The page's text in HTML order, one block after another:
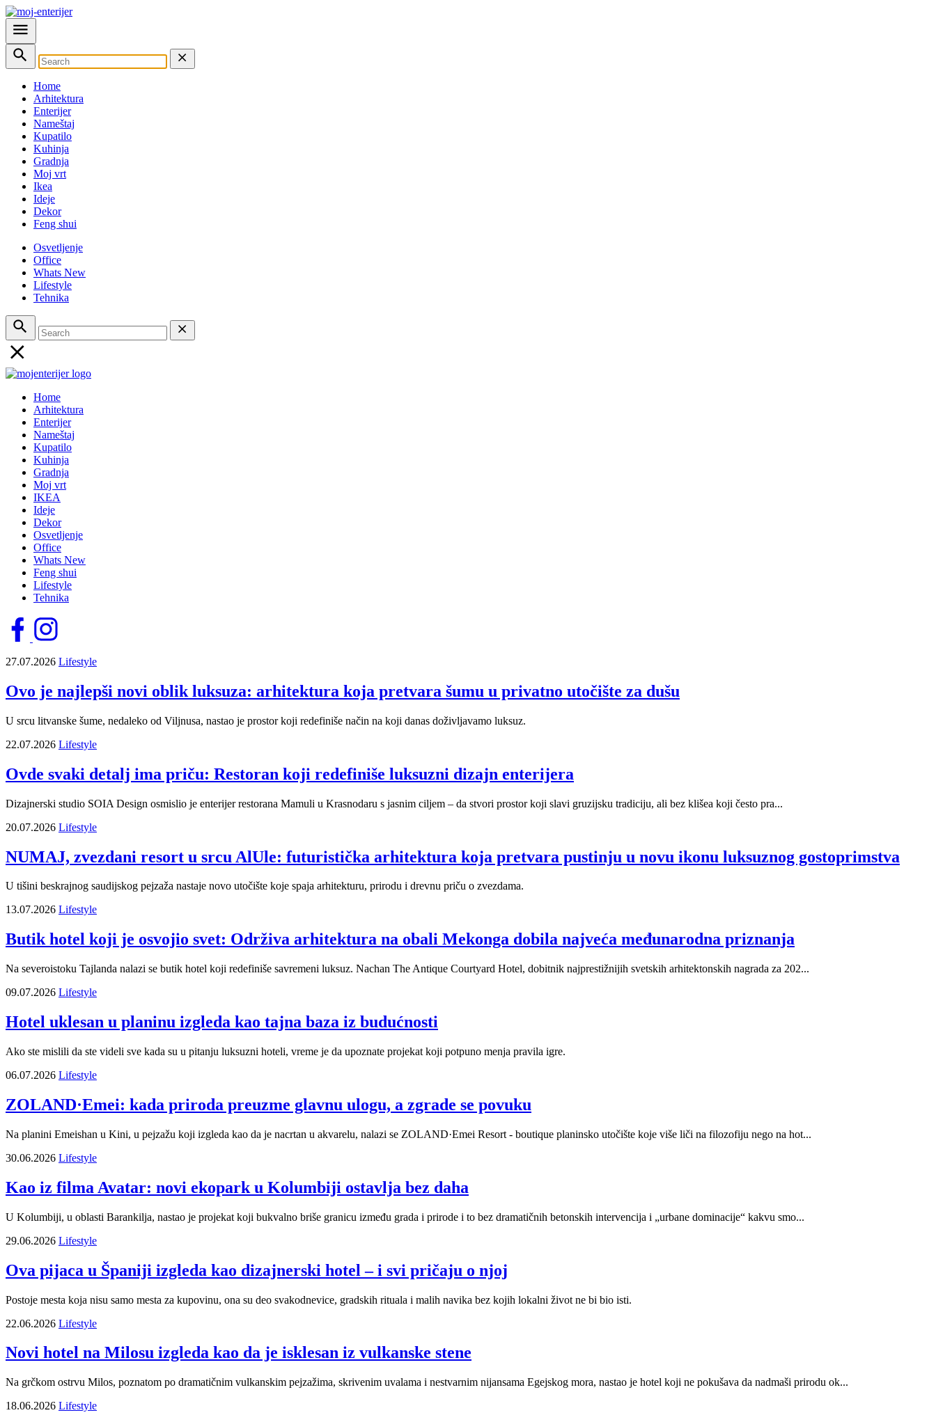
Home
Arhitektura
Enterijer
Nameštaj
Kupatilo
Kuhinja
Gradnja
Moj vrt
Ikea
Ideje
Dekor
Feng shui
Osvetljenje
Office
Whats New
Lifestyle
Tehnika
Home
Arhitektura
Enterijer
Nameštaj
Kupatilo
Kuhinja
Gradnja
Moj vrt
IKEA
Ideje
Dekor
Osvetljenje
Office
Whats New
Feng shui
Lifestyle
Tehnika
27.07.2026 Lifestyle
Ovo je najlepši novi oblik luksuza: arhitektura koja pretvara šumu u privatno utočište za dušu
U srcu litvanske šume, nedaleko od Viljnusa, nastao je prostor koji redefiniše način na koji danas doživljavamo luksuz.
22.07.2026 Lifestyle
Ovde svaki detalj ima priču: Restoran koji redefiniše luksuzni dizajn enterijera
Dizajnerski studio SOIA Design osmislio je enterijer restorana Mamuli u Krasnodaru s jasnim ciljem – da stvori prostor koji slavi gruzijsku tradiciju, ali bez klišea koji često pra...
20.07.2026 Lifestyle
NUMAJ, zvezdani resort u srcu AlUle: futuristička arhitektura koja pretvara pustinju u novu ikonu luksuznog gostoprimstva
U tišini beskrajnog saudijskog pejzaža nastaje novo utočište koje spaja arhitekturu, prirodu i drevnu priču o zvezdama.
13.07.2026 Lifestyle
Butik hotel koji je osvojio svet: Održiva arhitektura na obali Mekonga dobila najveća međunarodna priznanja
Na severoistoku Tajlanda nalazi se butik hotel koji redefiniše savremeni luksuz. Nachan The Antique Courtyard Hotel, dobitnik najprestižnijih svetskih arhitektonskih nagrada za 202...
09.07.2026 Lifestyle
Hotel uklesan u planinu izgleda kao tajna baza iz budućnosti
Ako ste mislili da ste videli sve kada su u pitanju luksuzni hoteli, vreme je da upoznate projekat koji potpuno menja pravila igre.
06.07.2026 Lifestyle
ZOLAND·Emei: kada priroda preuzme glavnu ulogu, a zgrade se povuku
Na planini Emeishan u Kini, u pejzažu koji izgleda kao da je nacrtan u akvarelu, nalazi se ZOLAND·Emei Resort - boutique planinsko utočište koje više liči na filozofiju nego na hot...
30.06.2026 Lifestyle
Kao iz filma Avatar: novi ekopark u Kolumbiji ostavlja bez daha
U Kolumbiji, u oblasti Barankilja, nastao je projekat koji bukvalno briše granicu između grada i prirode i to bez dramatičnih betonskih intervencija i „urbane dominacije“ kakvu smo...
29.06.2026 Lifestyle
Ova pijaca u Španiji izgleda kao dizajnerski hotel – i svi pričaju o njoj
Postoje mesta koja nisu samo mesta za kupovinu, ona su deo svakodnevice, gradskih rituala i malih navika bez kojih lokalni život ne bi bio isti.
22.06.2026 Lifestyle
Novi hotel na Milosu izgleda kao da je isklesan iz vulkanske stene
Na grčkom ostrvu Milos, poznatom po dramatičnim vulkanskim pejzažima, skrivenim uvalama i nestvarnim nijansama Egejskog mora, nastao je hotel koji ne pokušava da nadmaši prirodu ok...
18.06.2026 Lifestyle